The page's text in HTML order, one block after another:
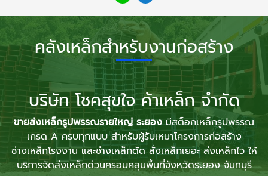
คลังเหล็กสำหรับงานก่อสร้าง
​​​​​​บริษัท โชคสุขใจ ค้าเหล็ก จำกัด
ขายส่งเหล็กรูปพรรณรายใหญ่ ระยองมีสต็อกเหล็กรูปพรรณ
เกรด A ครบทุกแบบ สำหรับผู้รับเหมาโครงการก่อสร้าง
ช่างเหล็กโรงงาน และช่างเหล็กดัด สั่งเหล็กเยอะ ส่งเหล็กไว ให้
บริการจัดส่งเหล็กด่วนครอบคลุมพื้นที่จังหวัดระยอง จันทบุรี